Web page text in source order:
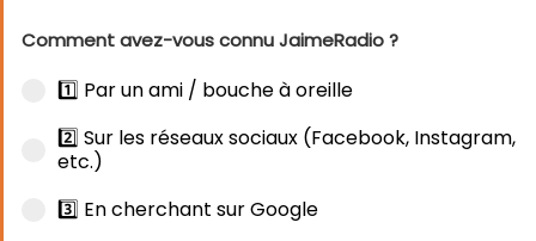
Comment avez-vous connu JaimeRadio ?
1️⃣ Par un ami / bouche à oreille
2️⃣ Sur les réseaux sociaux (Facebook, Instagram,
etc.)
3️⃣ En cherchant sur Google